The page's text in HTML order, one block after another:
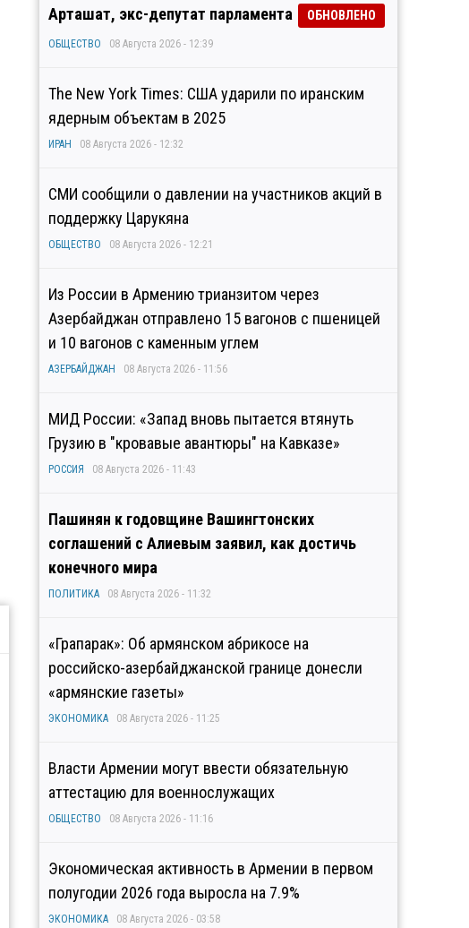
Арташат, экс-депутат парламента
ОБНОВЛЕНО
ОБЩЕСТВО 08 Августа 2026 - 12:39
The New York Times: США ударили по иранским
ядерным объектам в 2025
ИРАН 08 Августа 2026 - 12:32
СМИ сообщили о давлении на участников акций в
поддержку Царукяна
ОБЩЕСТВО 08 Августа 2026 - 12:21
Из России в Армению трианзитом через
Азербайджан отправлено 15 вагонов с пшеницей
и 10 вагонов с каменным углем
АЗЕРБАЙДЖАН 08 Августа 2026 - 11:56
МИД России: «Запад вновь пытается втянуть
Грузию в "кровавые авантюры" на Кавказе»
РОССИЯ 08 Августа 2026 - 11:43
Пашинян к годовщине Вашингтонских
соглашений с Алиевым заявил, как достичь
конечного мира
ПОЛИТИКА 08 Августа 2026 - 11:32
«Грапарак»: Об армянском абрикосе на
российско-азербайджанской границе донесли
«армянские газеты»
ЭКОНОМИКА 08 Августа 2026 - 11:25
Власти Армении могут ввести обязательную
аттестацию для военнослужащих
ОБЩЕСТВО 08 Августа 2026 - 11:16
Экономическая активность в Армении в первом
полугодии 2026 года выросла на 7.9%
ЭКОНОМИКА 08 Августа 2026 - 03:58